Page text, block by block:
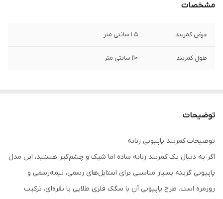
مشخصات
عرض کمربند 1.5 سانتی متر
طول کمربند 110 سانتی متر
توضیحات
توضیحات کمربند پاپیونی زنانه
اگر به دنبال یک کمربند زنانه ساده اما شیک و چشم‌گیر هستید، این مدل
پاپیونی گزینه بسیار مناسبی برای استایل‌های رسمی، نیمه‌رسمی و
روزمره است. طرح پاپیونی آن با سگک فلزی طلایی یا نقره‌ای، ترکیب